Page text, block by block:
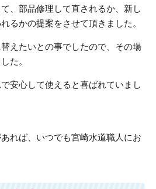
、部品修理して直されるか、新し
るかの提案をさせて頂きました。
えたいとの事でしたので、その場
た。
安心して使えると喜ばれていまし
れば、いつでも宮崎水道職人にお